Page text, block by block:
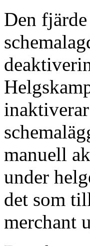
Den
manuell
under
det som
merchant